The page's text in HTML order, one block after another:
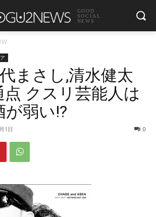
GOOD
SOCIAL
NEWS
まさし,清水健太
点 クスリ芸能人は
弱い!?
1日 0